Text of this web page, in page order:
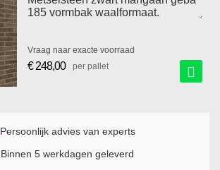
185 vormbak waalformaat.
Vraag naar exacte voorraad
€ 248,00 per pallet
Persoonlijk advies van experts
Binnen 5 werkdagen geleverd